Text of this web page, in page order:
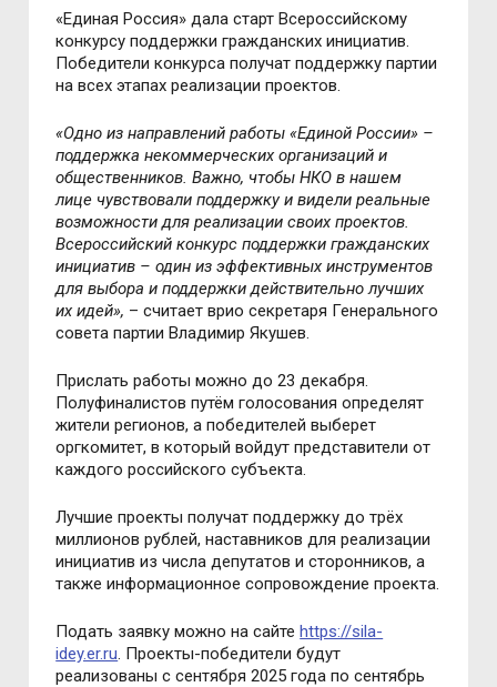
«Единая Россия» дала старт Всероссийскому
конкурсу поддержки гражданских инициатив.
Победители конкурса получат поддержку партии
на всех этапах реализации проектов.
«Одно из направлений работы «Единой России» –
поддержка некоммерческих организаций и
общественников. Важно, чтобы НКО в нашем
лице чувствовали поддержку и видели реальные
возможности для реализации своих проектов.
Всероссийский конкурс поддержки гражданских
инициатив – один из эффективных инструментов
для выбора и поддержки действительно лучших
их идей», – считает врио секретаря Генерального
совета партии Владимир Якушев.
Прислать работы можно до 23 декабря.
Полуфиналистов путём голосования определят
жители регионов, а победителей выберет
оргкомитет, в который войдут представители от
каждого российского субъекта.
Лучшие проекты получат поддержку до трёх
миллионов рублей, наставников для реализации
инициатив из числа депутатов и сторонников, а
также информационное сопровождение проекта.
Подать заявку можно на сайтеhttps://sila-
idey.er.ru. Проекты-победители будут
реализованы с сентября 2025 года по сентябрь